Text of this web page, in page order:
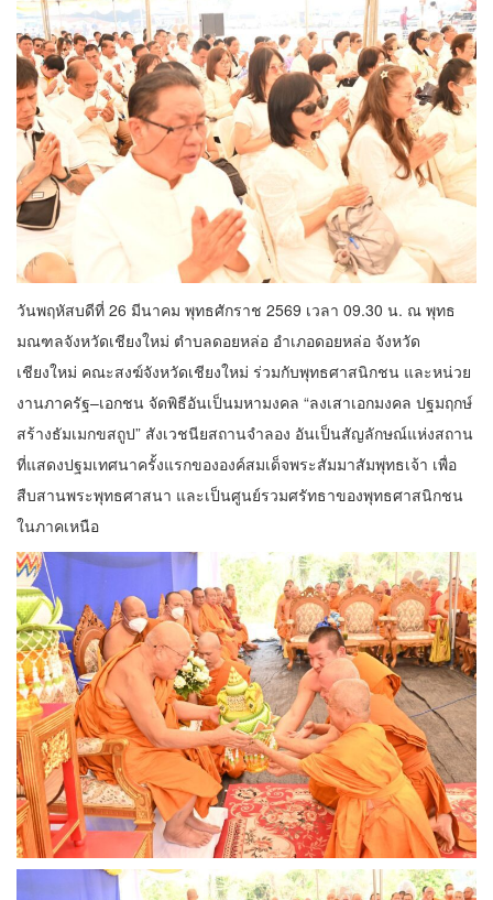
วันพฤหัสบดีที่ 26 มีนาคม พุทธศักราช 2569 เวลา 09.30 น. ณ พุทธ
มณฑลจังหวัดเชียงใหม่ ตำบลดอยหล่อ อำเภอดอยหล่อ จังหวัด
เชียงใหม่ คณะสงฆ์จังหวัดเชียงใหม่ ร่วมกับพุทธศาสนิกชน และหน่วย
งานภาครัฐ–เอกชน จัดพิธีอันเป็นมหามงคล “ลงเสาเอกมงคล ปฐมฤกษ์
สร้างธัมเมกขสถูป” สังเวชนียสถานจำลอง อันเป็นสัญลักษณ์แห่งสถาน
ที่แสดงปฐมเทศนาครั้งแรกขององค์สมเด็จพระสัมมาสัมพุทธเจ้า เพื่อ
สืบสานพระพุทธศาสนา และเป็นศูนย์รวมศรัทธาของพุทธศาสนิกชน
ในภาคเหนือ